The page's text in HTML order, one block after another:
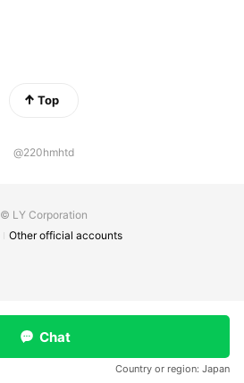
Top
@220hmhtd
© LY Corporation
Other official accounts
Chat
Country or region: Japan